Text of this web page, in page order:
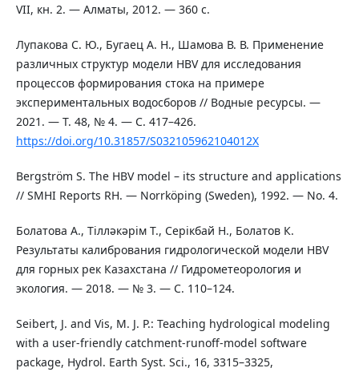
VII, кн. 2. — Алматы, 2012. — 360 с.
Лупакова С. Ю., Бугаец А. Н., Шамова В. В. Применение
различных структур модели HBV для исследования
процессов формирования стока на примере
экспериментальных водосборов // Водные ресурсы. —
2021. — Т. 48, № 4. — С. 417–426.
https://doi.org/10.31857/S032105962104012X
Bergström S. The HBV model – its structure and applications
// SMHI Reports RH. — Norrköping (Sweden), 1992. — No. 4.
Болатова А., Тілләкәрім Т., Серікбай Н., Болатов К.
Результаты калибрования гидрологической модели HBV
для горных рек Казахстана // Гидрометеорология и
экология. — 2018. — № 3. — С. 110–124.
Seibert, J. and Vis, M. J. P.: Teaching hydrological modeling
with a user-friendly catchment-runoff-model software
package, Hydrol. Earth Syst. Sci., 16, 3315–3325,